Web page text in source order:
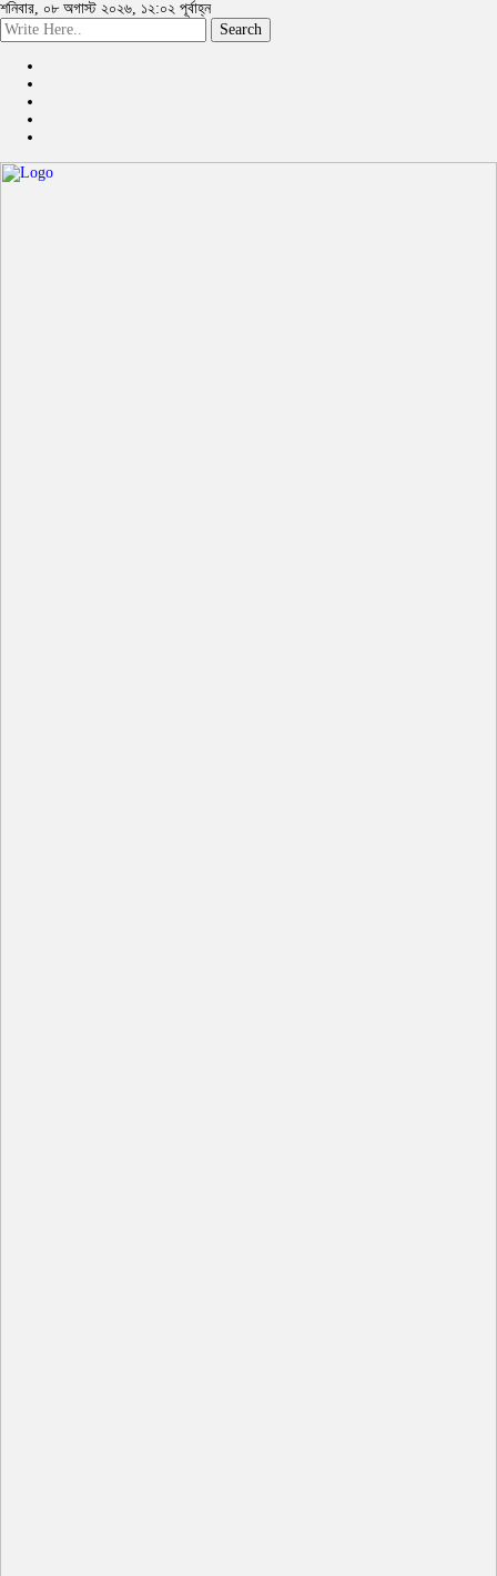
শনিবার, ০৮ অগাস্ট ২০২৬, ১২:০২ পূর্বাহ্ন
Search